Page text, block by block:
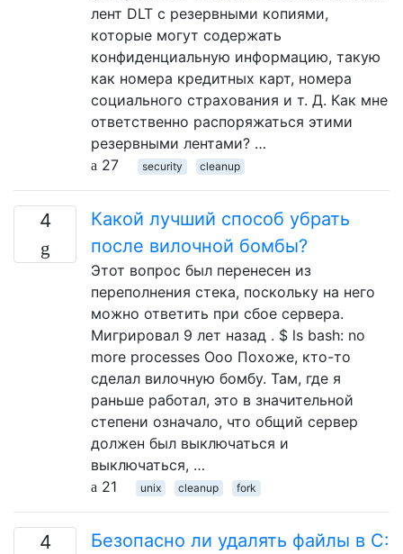
лент DLT с резервными копиями,
которые могут содержать
конфиденциальную информацию, такую ​​
как номера кредитных карт, номера
социального страхования и т. Д. Как мне
ответственно распоряжаться этими
резервными лентами? …
27
security cleanup
4
Какой лучший способ убрать
после вилочной бомбы?
Этот вопрос был перенесен из
переполнения стека, поскольку на него
можно ответить при сбое сервера.
Мигрировал 9 лет назад . $ ls bash: no
more processes Ооо Похоже, кто-то
сделал вилочную бомбу. Там, где я
раньше работал, это в значительной
степени означало, что общий сервер
должен был выключаться и
выключаться, …
21
unix cleanup fork
4
Безопасно ли удалять файлы в C: